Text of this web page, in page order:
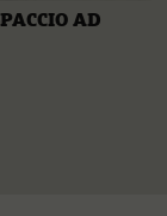
AD